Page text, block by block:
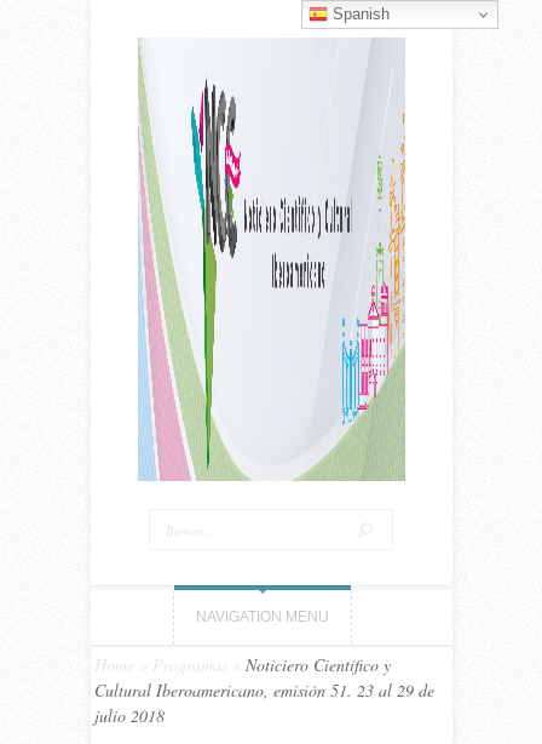
NAVIGATION MENU
Home Programas
Noticiero Científico y
Cultural Iberoamericano, emisión 51. 23 al 29 de
julio 2018
Spanish